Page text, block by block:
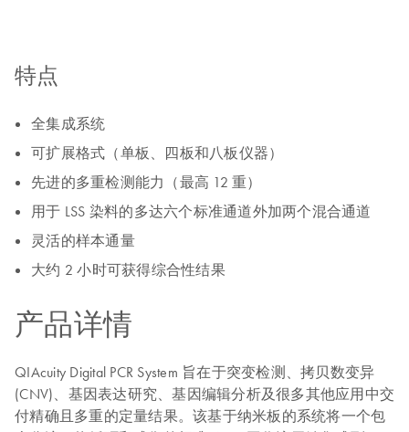
特点
全集成系统
可扩展格式（单板、四板和八板仪器）
先进的多重检测能力（最高 12 重）
用于 LSS 染料的多达六个标准通道外加两个混合通道
灵活的样本通量
大约 2 小时可获得综合性结果
产品详情
QIAcuity Digital PCR System 旨在于突变检测、拷贝数变异
(CNV)、基因表达研究、基因编辑分析及很多其他应用中交
付精确且多重的定量结果。该基于纳米板的系统将一个包